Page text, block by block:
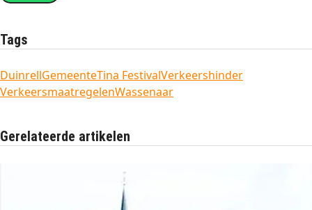
Tags
DuinrellGemeenteTina FestivalVerkeershinder
VerkeersmaatregelenWassenaar
Gerelateerde artikelen